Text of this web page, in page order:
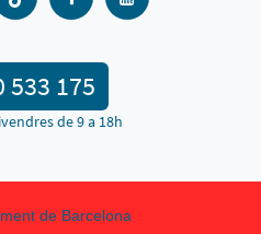
533 175
de 9 a 18h